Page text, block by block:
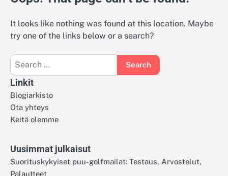
It looks like nothing was found at this location. Maybe
try one of the links below or a search?
Search
for:
Linkit
Blogiarkisto
Ota yhteys
Keitä olemme
Uusimmat julkaisut
Suorituskykyiset puu-golfmailat: Testaus, Arvostelut,
Palautteet